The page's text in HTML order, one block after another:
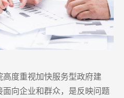
度重视加快服务型政府建
向企业和群众，是反映问题